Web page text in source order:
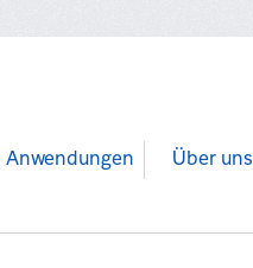
Anwendungen Über uns